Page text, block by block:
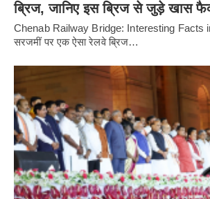
ब्रिज, जानिए इस ब्रिज से जुड़े खास
Chenab Railway Bridge: Interesting Facts
सरजमीं पर एक ऐसा रेलवे ब्रिज…